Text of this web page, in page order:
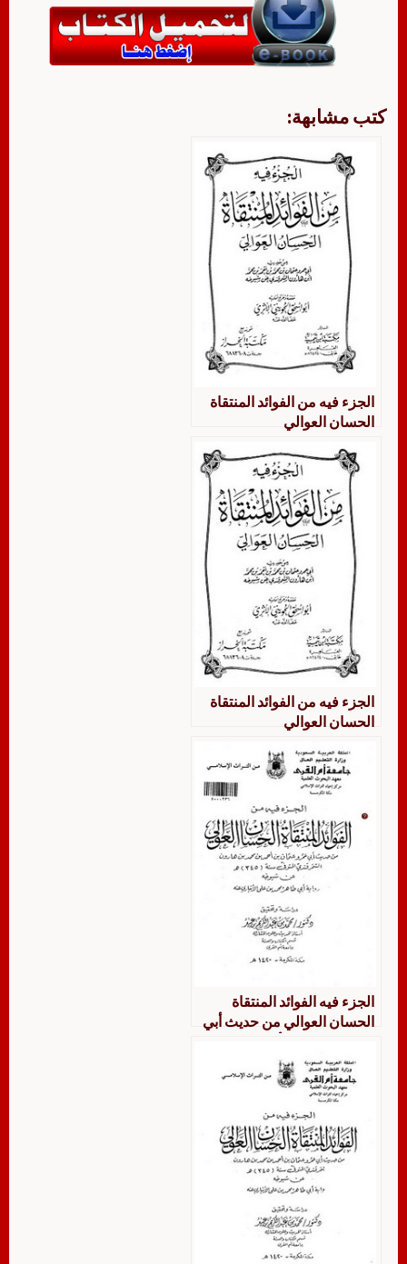
كتب مشابهة:
الجزء فيه من الفوائد المنتقاة
الحسان العوالي
الجزء فيه من الفوائد المنتقاة
الحسان العوالي
الجزء فيه الفوائد المنتقاة
الحسان العوالي من حديث أبي
بن هارون السمرقندي